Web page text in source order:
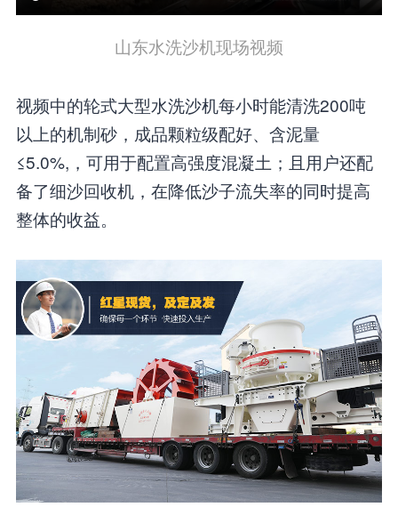
山东水洗沙机现场视频
视频中的轮式大型水洗沙机每小时能清洗200吨
以上的机制砂，成品颗粒级配好、含泥量
≤5.0%,，可用于配置高强度混凝土；且用户还配
备了细沙回收机，在降低沙子流失率的同时提高
整体的收益。